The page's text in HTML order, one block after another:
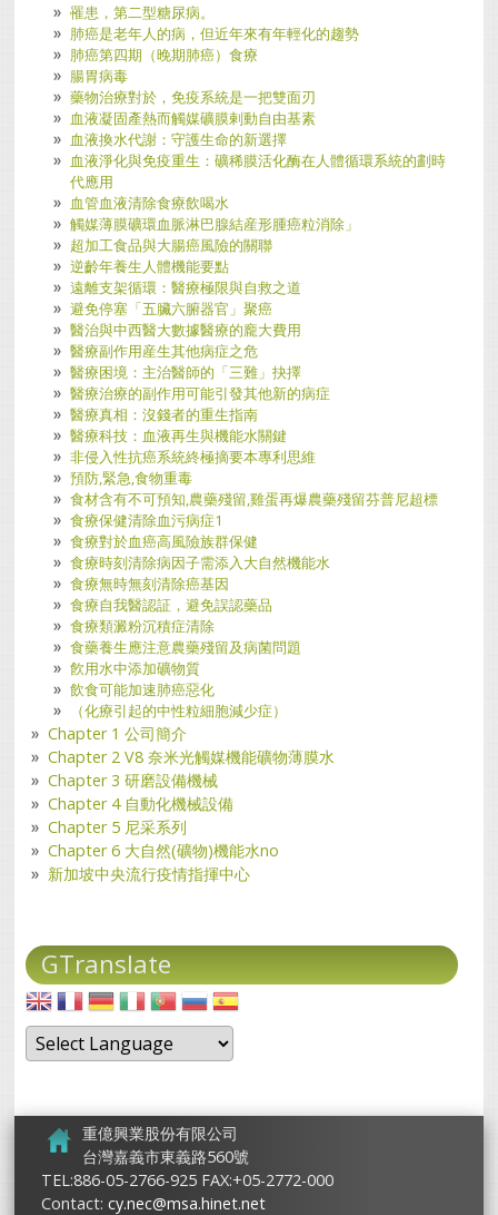
罹患，第二型糖尿病。
肺癌是老年人的病，但近年來有年輕化的趨勢
肺癌第四期（晚期肺癌）食療
腸胃病毒
藥物治療對於，免疫系統是一把雙面刃
血液凝固產熱而觸媒礦膜剌動自由基素
血液換水代謝：守護生命的新選擇
血液淨化與免疫重生：礦稀膜活化酶在人體循環系統的劃時
代應用
血管血液清除食療飲喝水
觸媒薄膜礦環血脈淋巴腺結産形腫癌粒消除」
超加工食品與大腸癌風險的關聯
逆齡年養生人體機能要點
遠離支架循環：醫療極限與自救之道
避免停塞「五臟六腑器官」聚癌
醫治與中西醫大數據醫療的龐大費用
醫療副作用産生其他病症之危
醫療困境：主治醫師的「三難」抉擇
醫療治療的副作用可能引發其他新的病症
醫療真相：沒錢者的重生指南
醫療科技：血液再生與機能水關鍵
非侵入性抗癌系統終極摘要本專利思維
預防,緊急,食物重毒
食材含有不可預知,農藥殘留,雞蛋再爆農藥殘留芬普尼超標
食療保健清除血污病症1
食療對於血癌高風險族群保健
食療時刻清除病因子需添入大自然機能水
食療無時無刻清除癌基因
食療自我醫認証，避免誤認藥品
食療類澱粉沉積症清除
食藥養生應注意農藥殘留及病菌問題
飮用水中添加礦物質
飲食可能加速肺癌惡化
（化療引起的中性粒細胞減少症）
Chapter 1 公司簡介
Chapter 2 V8 奈米光觸媒機能礦物薄膜水
Chapter 3 研磨設備機械
Chapter 4 自動化機械設備
Chapter 5 尼采系列
Chapter 6 大自然(礦物)機能水no
新加坡中央流行疫情指揮中心
GTranslate
重億興業股份有限公司
台灣嘉義市東義路560號
TEL:886-05-2766-925 FAX:+05-2772-000
Contact:cy.nec@msa.hinet.net